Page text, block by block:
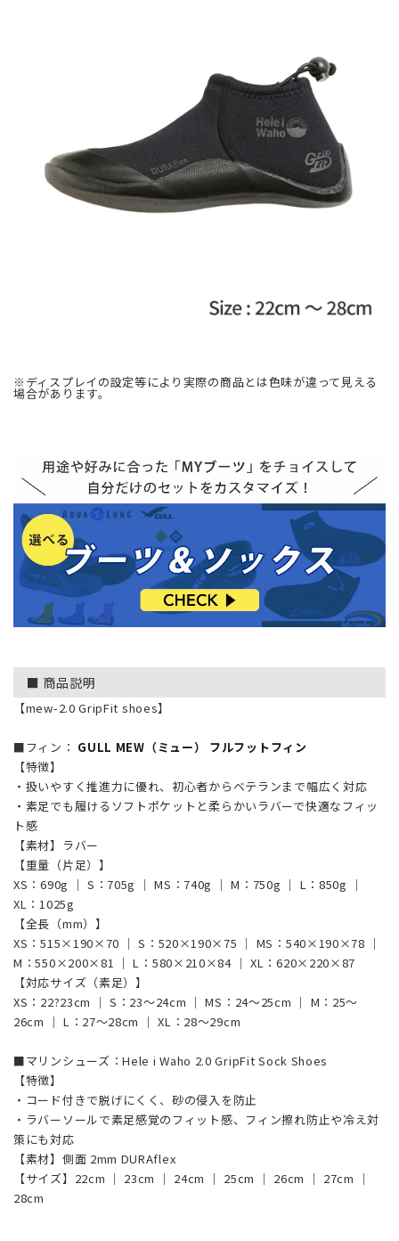
※ディスプレイの設定等により実際の商品とは色味が違って見える
場合があります。
■ 商品説明
【mew-2.0 GripFit shoes】
■フィン： GULL MEW（ミュー） フルフットフィン
【特徴】
・扱いやすく推進力に優れ、初心者からベテランまで幅広く対応
・素足でも履けるソフトポケットと柔らかいラバーで快適なフィッ
ト感
【素材】ラバー
【重量（片足）】
XS：690g ｜ S：705g ｜ MS：740g ｜ M：750g ｜ L：850g ｜
XL：1025g
【全長（mm）】
XS：515×190×70 ｜ S：520×190×75 ｜ MS：540×190×78 ｜
M：550×200×81 ｜ L：580×210×84 ｜ XL：620×220×87
【対応サイズ（素足）】
XS：22?23cm ｜ S：23～24cm ｜ MS：24～25cm ｜ M：25～
26cm ｜ L：27～28cm ｜ XL：28～29cm
■マリンシューズ：Hele i Waho 2.0 GripFit Sock Shoes
【特徴】
・コード付きで脱げにくく、砂の侵入を防止
・ラバーソールで素足感覚のフィット感、フィン擦れ防止や冷え対
策にも対応
【素材】側面 2mm DURAflex
【サイズ】22cm ｜ 23cm ｜ 24cm ｜ 25cm ｜ 26cm ｜ 27cm ｜
28cm